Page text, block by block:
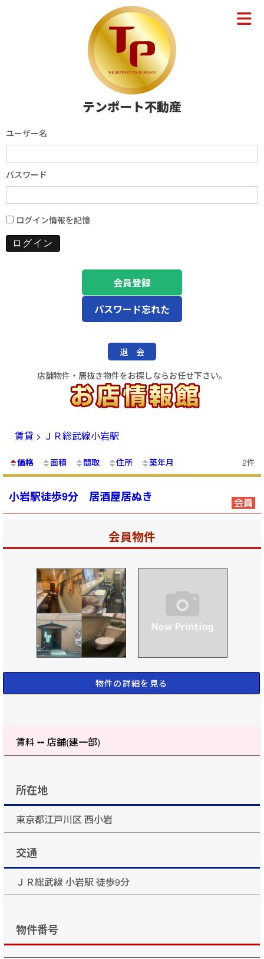
テンポート不動産
ユーザー名
パスワード
ログイン情報を記憶
会員登録
パスワード忘れた
退 会
店舗物件・居抜き物件をお探しならお任せ下さい。
賃貸 > ＪＲ総武線小岩駅
価格 面積 間取 住所 築年月 2件
小岩駅徒歩9分 居酒屋居ぬき
会員物件
物件の詳細を見る
賃料 -- 店舗(建一部)
所在地
東京都江戸川区 西小岩
交通
ＪＲ総武線 小岩駅 徒歩9分
物件番号